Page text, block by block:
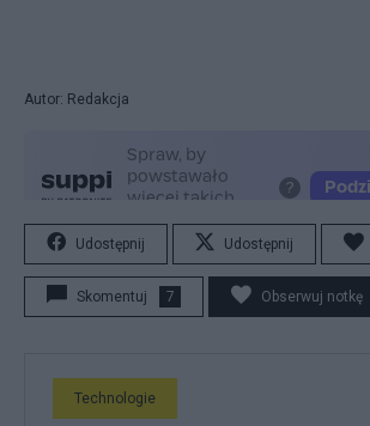
Autor: Redakcja
Udostępnij Udostępnij
Skomentuj 7 Obserwuj notkę
Technologie